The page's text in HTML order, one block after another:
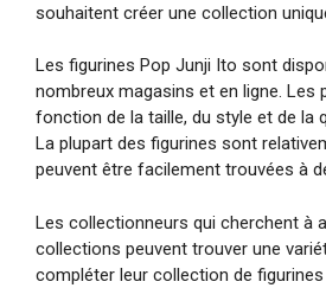
souhaitent créer une collection
Les figurines Pop Junji Ito sont
nombreux magasins et en ligne. Les
fonction de la taille, du style et de la
La plupart des figurines sont
peuvent être facilement trouvées à
Les collectionneurs qui cherchent à
collections peuvent trouver une
compléter leur collection de